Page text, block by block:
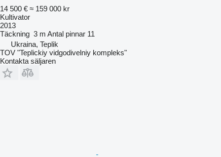
14 500 € ≈ 159 000 kr
Kultivator
2013
Täckning 3 m Antal pinnar 11
Ukraina, Teplik
TOV "Teplickiy vidgodivelniy kompleks"
Kontakta säljaren